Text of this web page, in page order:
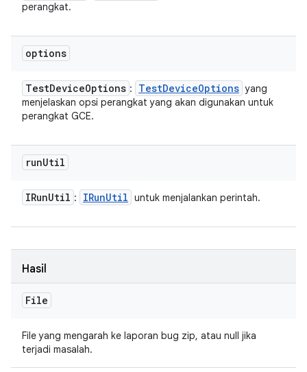
perangkat.
options
TestDeviceOptions : TestDeviceOptions yang
menjelaskan opsi perangkat yang akan digunakan untuk
perangkat GCE.
runUtil
IRunUtil : IRunUtil untuk menjalankan perintah.
Hasil
File
File yang mengarah ke laporan bug zip, atau null jika
terjadi masalah.